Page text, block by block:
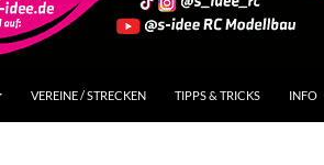
VEREINE / STRECKEN TIPPS & TRICKS INFO